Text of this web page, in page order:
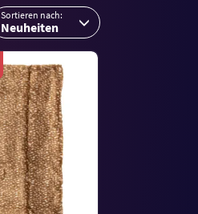
Sortieren nach:
Neuheiten